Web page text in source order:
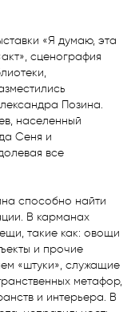
«Я думаю, эта
сценография
Позина.
населенный
Сеня и
все
способно найти
В карманах
такие как: овощи
и прочие
«штуки», служащие
метафор,
и интерьера. В